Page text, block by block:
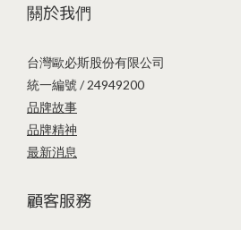
關於我們
台灣歐必斯股份有限公司
統一編號 / 24949200
品牌故事
品牌精神
最新消息
顧客服務